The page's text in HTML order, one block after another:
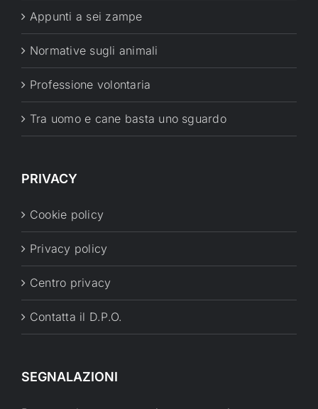
Appunti a sei zampe
Normative sugli animali
Professione volontaria
Tra uomo e cane basta uno sguardo
PRIVACY
Cookie policy
Privacy policy
Centro privacy
Contatta il D.P.O.
SEGNALAZIONI